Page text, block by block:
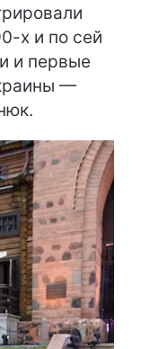
х и по сей
и первые
—